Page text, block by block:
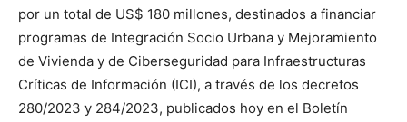
por un total de US$ 180 millones, destinados a financiar
programas de Integración Socio Urbana y Mejoramiento
de Vivienda y de Ciberseguridad para Infraestructuras
Críticas de Información (ICI), a través de los decretos
280/2023 y 284/2023, publicados hoy en el Boletín